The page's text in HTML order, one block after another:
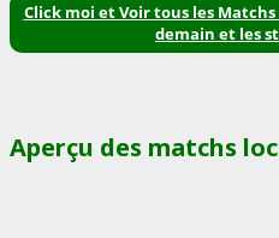
Click moi et Voir tous les
demain et les
Aperçu des matchs